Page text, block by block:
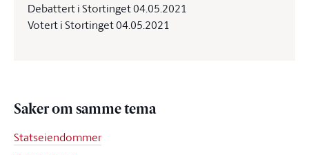
Debattert i Stortinget 04.05.2021
Votert i Stortinget 04.05.2021
Saker om samme tema
Statseiendommer